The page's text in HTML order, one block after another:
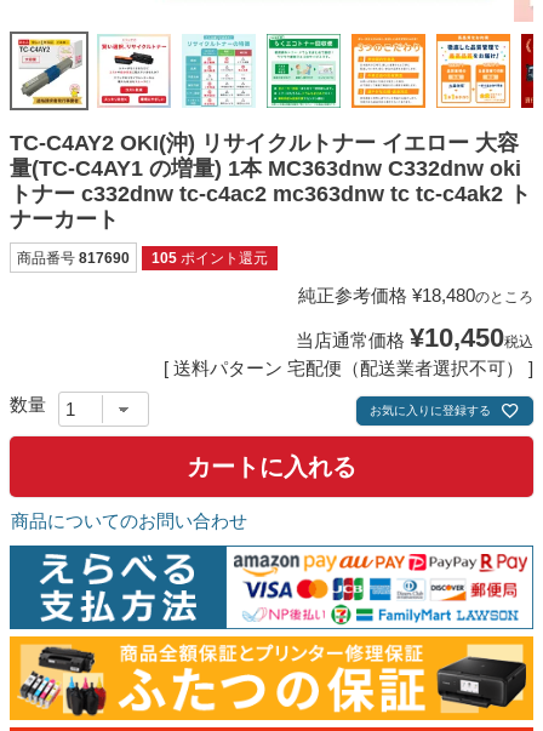
ご利用ガイド
よくある質問
お問い合わせ
会員専用商品
説明書ダウンロード
TC-C4AY2 OKI(沖) リサイクルトナー イエロー 大容
量(TC-C4AY1 の増量) 1本 MC363dnw C332dnw oki
トナー c332dnw tc-c4ac2 mc363dnw tc tc-c4ak2 ト
ナーカート
商品番号 817690 105 ポイント還元
純正参考価格 ¥18,480のところ
当店通常価格 ¥10,450税込
送料パターン 宅配便（配送業者選択不可）
お気に入りに登録する
カートに入れる
商品についてのお問い合わせ